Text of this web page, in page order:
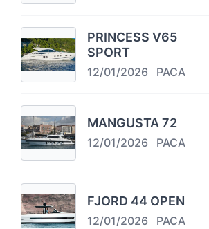
PRINCESS V65
SPORT
12/01/2026 PACA
MANGUSTA 72
12/01/2026 PACA
FJORD 44 OPEN
12/01/2026 PACA